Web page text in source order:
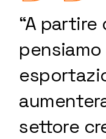
“A partire
settore